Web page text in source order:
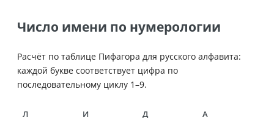
Число имени по нумерологии
Расчёт по таблице Пифагора для русского алфавита:
каждой букве соответствует цифра по
последовательному циклу 1–9.
Л И Д А